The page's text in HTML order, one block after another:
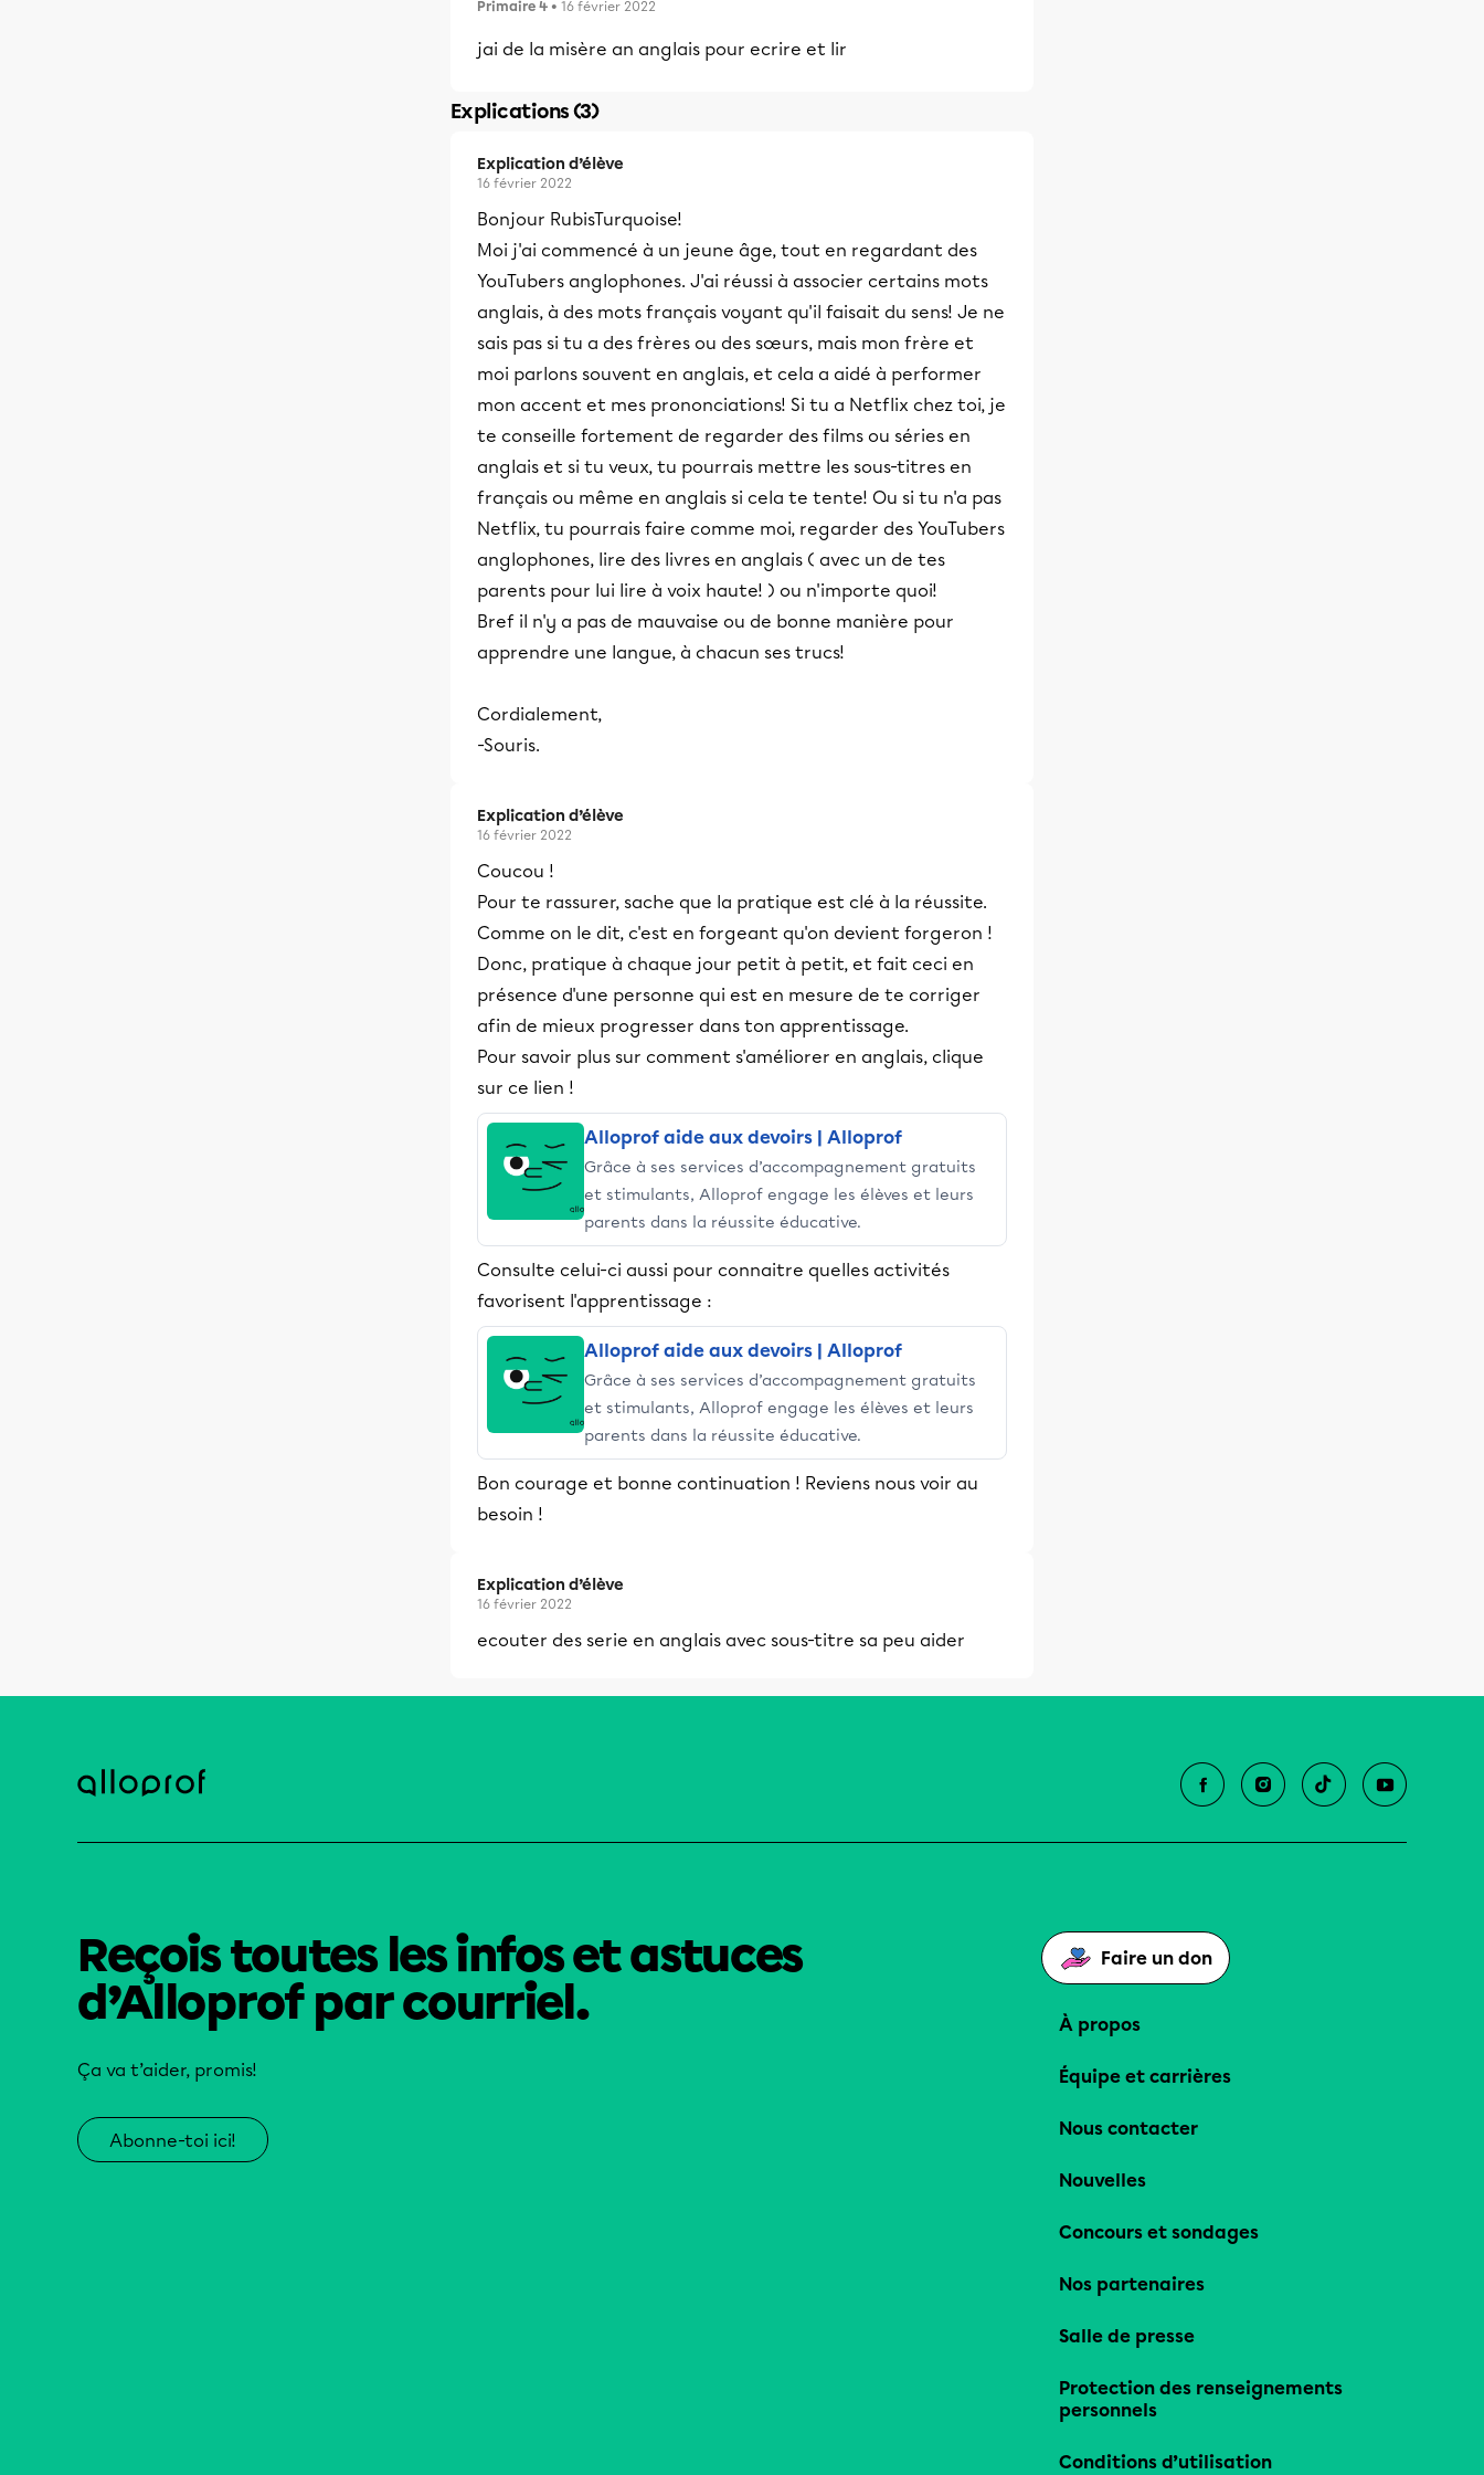
Primaire 4 • 16 février 2022
jai de la misère an anglais pour ecrire et lir
Explications (3)
Explication d’élève
16 février 2022
Bonjour RubisTurquoise!
Moi j'ai commencé à un jeune âge, tout en regardant des
YouTubers anglophones. J'ai réussi à associer certains mots
anglais, à des mots français voyant qu'il faisait du sens! Je ne
sais pas si tu a des frères ou des sœurs, mais mon frère et
moi parlons souvent en anglais, et cela a aidé à performer
mon accent et mes prononciations! Si tu a Netflix chez toi, je
te conseille fortement de regarder des films ou séries en
anglais et si tu veux, tu pourrais mettre les sous-titres en
français ou même en anglais si cela te tente! Ou si tu n'a pas
Netflix, tu pourrais faire comme moi, regarder des YouTubers
anglophones, lire des livres en anglais ( avec un de tes
parents pour lui lire à voix haute! ) ou n'importe quoi!
Bref il n'y a pas de mauvaise ou de bonne manière pour
apprendre une langue, à chacun ses trucs!
Cordialement,
-Souris.
Explication d’élève
16 février 2022
Coucou !
Pour te rassurer, sache que la pratique est clé à la réussite.
Comme on le dit, c'est en forgeant qu'on devient forgeron !
Donc, pratique à chaque jour petit à petit, et fait ceci en
présence d'une personne qui est en mesure de te corriger
afin de mieux progresser dans ton apprentissage.
Pour savoir plus sur comment s'améliorer en anglais, clique
sur ce lien !
Alloprof aide aux devoirs | Alloprof
Grâce à ses services d’accompagnement gratuits
et stimulants, Alloprof engage les élèves et leurs
parents dans la réussite éducative.
Consulte celui-ci aussi pour connaitre quelles activités
favorisent l'apprentissage :
Alloprof aide aux devoirs | Alloprof
Grâce à ses services d’accompagnement gratuits
et stimulants, Alloprof engage les élèves et leurs
parents dans la réussite éducative.
Bon courage et bonne continuation ! Reviens nous voir au
besoin !
Explication d’élève
16 février 2022
ecouter des serie en anglais avec sous-titre sa peu aider
Reçois toutes les infos et astuces
d’Alloprof par courriel.
Ça va t’aider, promis!
Abonne-toi ici!
Faire un don
À propos
Équipe et carrières
Nous contacter
Nouvelles
Concours et sondages
Nos partenaires
Salle de presse
Protection des renseignements
personnels
Conditions d’utilisation